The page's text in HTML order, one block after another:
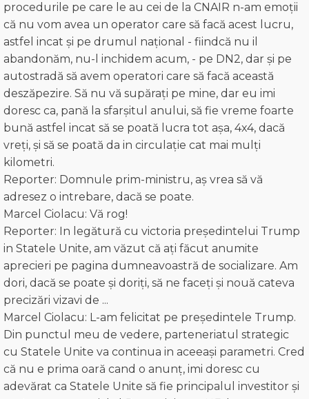
procedurile pe care le au cei de la CNAIR n-am emoții
că nu vom avea un operator care să facă acest lucru,
astfel incat și pe drumul național - fiindcă nu il
abandonăm, nu-l inchidem acum, - pe DN2, dar și pe
autostradă să avem operatori care să facă această
deszăpezire. Să nu vă supărați pe mine, dar eu imi
doresc ca, pană la sfarșitul anului, să fie vreme foarte
bună astfel incat să se poată lucra tot aşa, 4x4, dacă
vreţi, și să se poată da in circulație cat mai mulți
kilometri.
Reporter: Domnule prim-ministru, aș vrea să vă
adresez o intrebare, dacă se poate.
Marcel Ciolacu: Vă rog!
Reporter: In legătură cu victoria președintelui Trump
in Statele Unite, am văzut că ați făcut anumite
aprecieri pe pagina dumneavoastră de socializare. Am
dori, dacă se poate și doriţi, să ne faceți și nouă cateva
precizări vizavi de ...
Marcel Ciolacu: L-am felicitat pe președintele Trump.
Din punctul meu de vedere, parteneriatul strategic
cu Statele Unite va continua in aceeași parametri. Cred
că nu e prima oară cand o anunț, imi doresc cu
adevărat ca Statele Unite să fie principalul investitor și